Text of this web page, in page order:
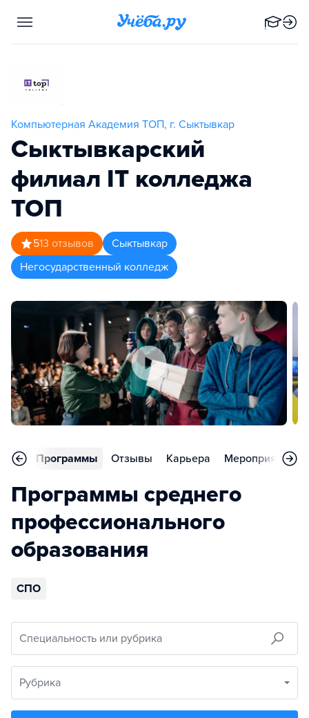
Компьютерная Академия TOП, г. Сыктывкар
Сыктывкарский
филиал IT колледжа
TOП
513 отзывов
Сыктывкар
Негосударственный колледж
Программы Отзывы Карьера Мероприятия
Программы среднего
профессионального
образования
СПО
Специальность или рубрика
Рубрика